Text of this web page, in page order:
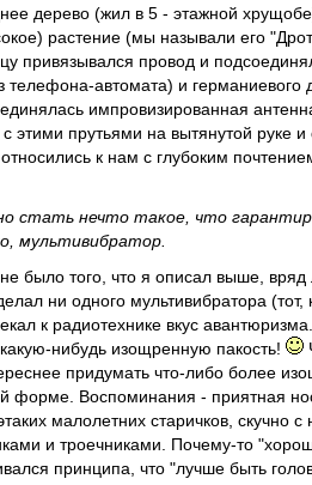
дерево (жил в 5 - этажной
растение (мы называли его
привязывался провод и
автомата) и германиевого
импровизированная
этими прутьями на вытянутой руке
к нам с глубоким
стать нечто такое, что
мультивибратор.
было того, что я описал выше,
ни одного мультивибратора (тот,
к радиотехнике вкус
нибудь изощренную пакость!
придумать что-либо более
форме. Воспоминания - приятная
малолетних старичков, скучно
и троечниками. Почему-то
принципа, что "лучше быть